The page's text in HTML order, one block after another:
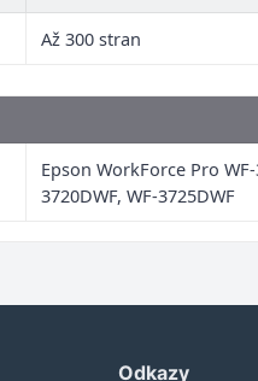
Až 300 stran
Epson WorkForce Pro
3720DWF, WF-3725DWF
Odkazy